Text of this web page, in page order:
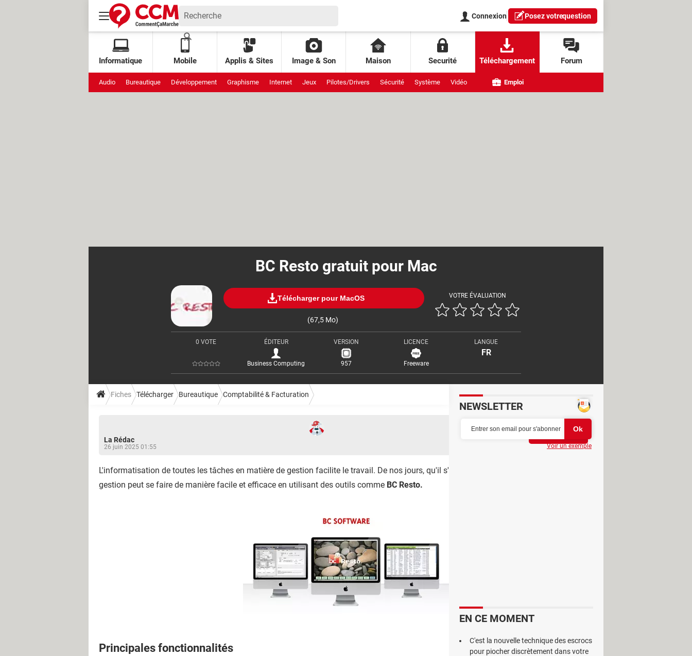
Connexion Posez votrequestion
Informatique Mobile Applis & Sites Image & Son Maison Securité Téléchargement Forum
Audio Bureautique Développement Graphisme Internet Jeux Pilotes/Drivers Sécurité Système Vidéo Emploi
BC Resto gratuit pour Mac
Télécharger pour MacOS
(67,5 Mo)
VOTRE ÉVALUATION
0 VOTE ÉDITEUR
Business Computing
VERSION
957
LICENCE
Freeware
LANGUE
FR
Fiches Télécharger Bureautique Comptabilité & Facturation
La Rédac
26 juin 2025 01:55
L'informatisation de toutes les tâches en matière de gestion facilite le travail. De nos jours, qu'il s'agisse d'un restaurant ou d'un snack, la
gestion peut se faire de manière facile et efficace en utilisant des outils comme BC Resto.
Principales fonctionnalités
NEWSLETTER
Voir un exemple
EN CE MOMENT
C'est la nouvelle technique des escrocs
pour piocher discrètement dans votre